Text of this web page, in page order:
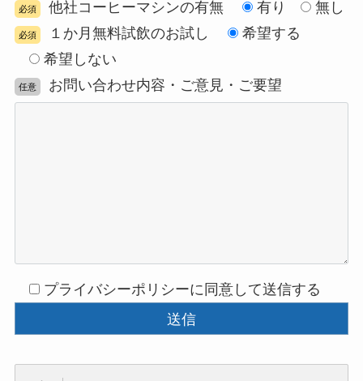
必須 他社コーヒーマシンの有無 有り 無し
必須 １か月無料試飲のお試し
希望する
希望しない
任意 お問い合わせ内容・ご意見・ご要望
プライバシーポリシーに同意して送信する